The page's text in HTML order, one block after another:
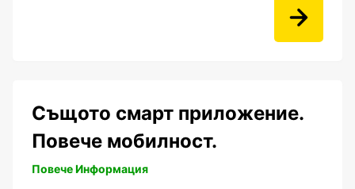
Същото смарт приложение.
Повече мобилност.
Повече Информация